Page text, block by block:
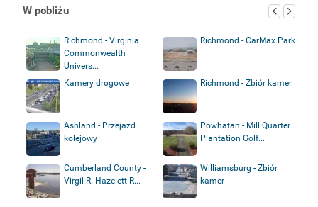
W pobliżu
Richmond - Virginia
Commonwealth
Univers...
Richmond - CarMax Park
Kamery drogowe Richmond - Zbiór kamer
Ashland - Przejazd
kolejowy
Powhatan - Mill Quarter
Plantation Golf...
Cumberland County -
Virgil R. Hazelett R...
Williamsburg - Zbiór
kamer